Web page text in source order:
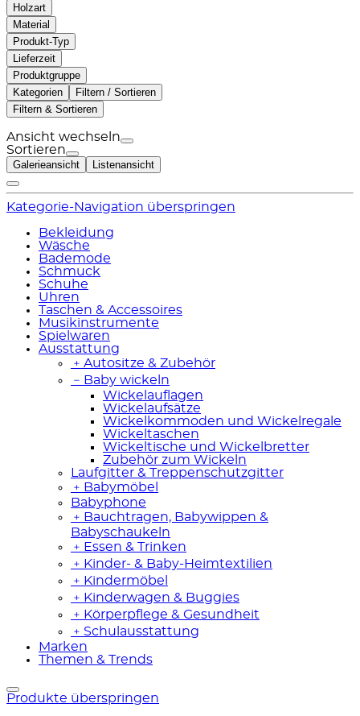
Holzart
Material
Produkt-Typ
Lieferzeit
Produktgruppe
Kategorien
Filtern / Sortieren
Filtern & Sortieren
Ansicht wechseln
Sortieren
Galerieansicht Listenansicht
Kategorie-Navigation überspringen
Bekleidung
Wäsche
Bademode
Schmuck
Schuhe
Uhren
Taschen & Accessoires
Musikinstrumente
Spielwaren
Ausstattung
﹢ Autositze & Zubehör
﹣ Baby wickeln
Wickelauflagen
Wickelaufsätze
Wickelkommoden und Wickelregale
Wickeltaschen
Wickeltische und Wickelbretter
Zubehör zum Wickeln
Laufgitter & Treppenschutzgitter
﹢ Babymöbel
Babyphone
﹢ Bauchtragen, Babywippen &
Babyschaukeln
﹢ Essen & Trinken
﹢ Kinder- & Baby-Heimtextilien
﹢ Kindermöbel
﹢ Kinderwagen & Buggies
﹢ Körperpflege & Gesundheit
﹢ Schulausstattung
Marken
Themen & Trends
Produkte überspringen